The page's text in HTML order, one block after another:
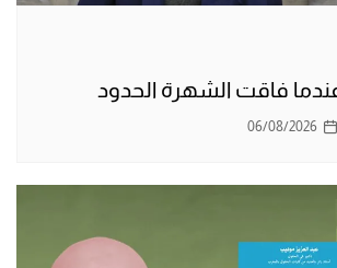
عندما فاقت الشهرة الحدود
06/08/2026